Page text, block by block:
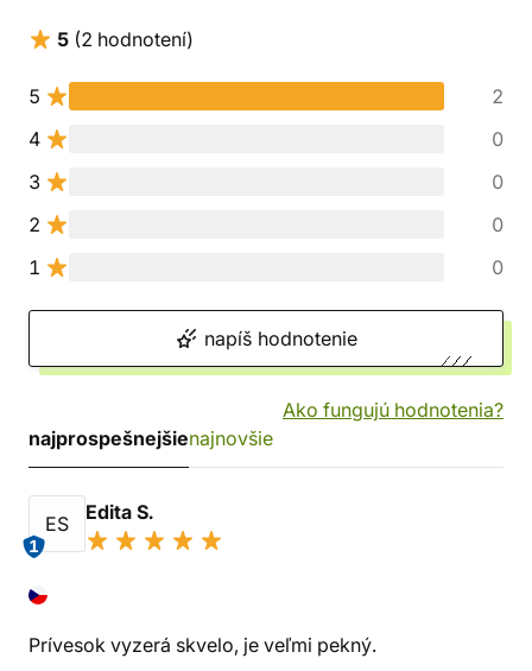
5 (2 hodnotení)
5
2
4
0
3
0
2
0
1
0
napíš hodnotenie
Ako fungujú hodnotenia?
najprospešnejšienajnovšie
ES
1
Edita S.
Prívesok vyzerá skvelo, je veľmi pekný.